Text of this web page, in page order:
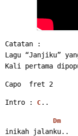
Catatan :
Lagu “Janjiku”
Kali pertama
Capo  fret 2
Intro : C ..
Dm
inikah jalanku..